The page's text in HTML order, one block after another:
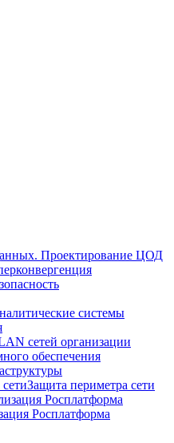
Проектирование ЦОД
системы
сетей организации
обеспечения
Защита периметра сети
Росплатформа